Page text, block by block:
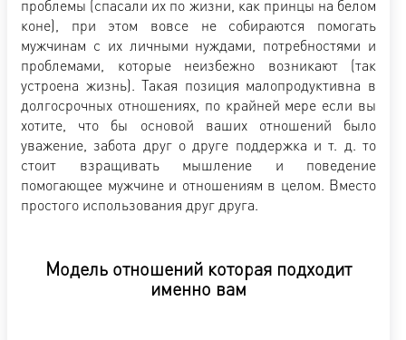
проблемы (спасали их по жизни, как принцы на белом
коне), при этом вовсе не собираются помогать
мужчинам с их личными нуждами, потребностями и
проблемами, которые неизбежно возникают (так
устроена жизнь). Такая позиция малопродуктивна в
долгосрочных отношениях, по крайней мере если вы
хотите, что бы основой ваших отношений было
уважение, забота друг о друге поддержка и т. д. то
стоит взращивать мышление и поведение
помогающее мужчине и отношениям в целом. Вместо
простого использования друг друга.
Модель отношений которая подходит
именно вам